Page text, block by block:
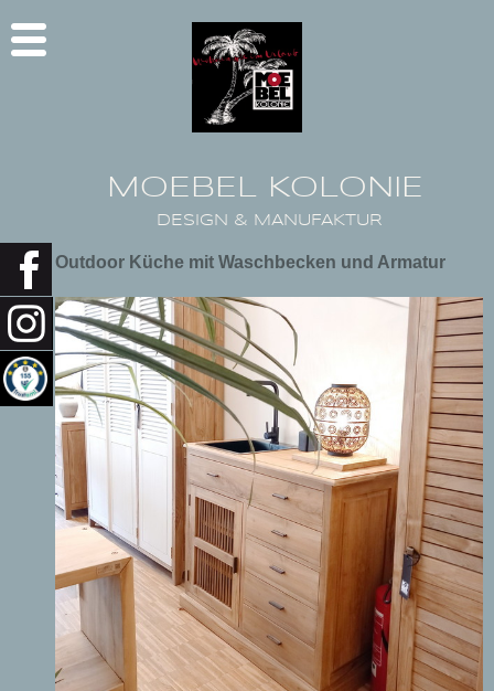
MOEBEL KOLONIE
DESIGN & MANUFAKTUR
Outdoor Küche mit Waschbecken und Armatur